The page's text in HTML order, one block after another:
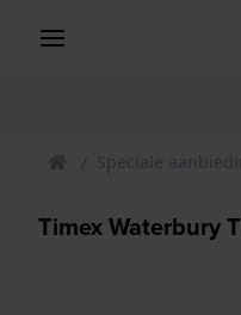
Speciale
Timex Waterbury